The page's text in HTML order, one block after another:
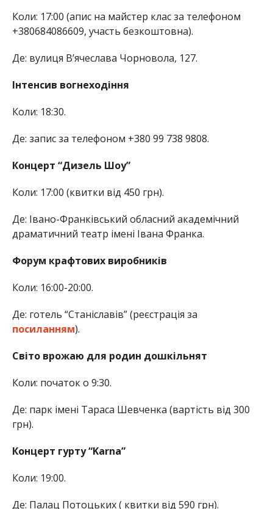
Коли: 17:00 (апис на майстер клас за телефоном
+380684086609, участь безкоштовна).
Де: вулиця В’ячеслава Чорновола, 127.
Інтенсив вогнеходіння
Коли: 18:30.
Де: запис за телефоном +380 99 738 9808.
Концерт “Дизель Шоу”
Коли: 17:00 (квитки від 450 грн).
Де: Івано-Франківський обласний академічний
драматичний театр імені Івана Франка.
Форум крафтових виробників
Коли: 16:00-20:00.
Де: готель “Станіславів” (реєстрація за
посиланням).
Світо врожаю для родин дошкільнят
Коли: початок о 9:30.
Де: парк імені Тараса Шевченка (вартість від 300
грн).
Концерт гурту “Karna”
Коли: 19:00.
Де: Палац Потоцьких ( квитки від 590 грн).